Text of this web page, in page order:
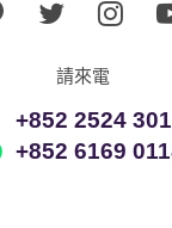
請來電
+852 2524
+852 6169